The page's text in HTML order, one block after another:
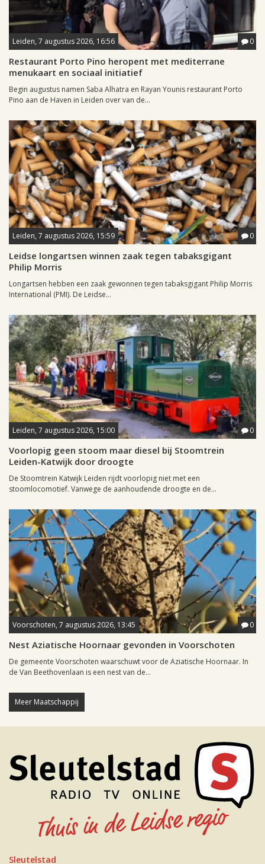
Leiden, 7 augustus 2026, 16:56 0
Restaurant Porto Pino heropent met mediterrane
menukaart en sociaal initiatief
Begin augustus namen Saba Alhatra en Rayan Younis restaurant Porto
Pino aan de Haven in Leiden over van de...
Leiden, 7 augustus 2026, 15:59 0
Leidse longartsen winnen zaak tegen tabaksgigant
Philip Morris
Longartsen hebben een zaak gewonnen tegen tabaksgigant Philip Morris
International (PMI). De Leidse...
Leiden, 7 augustus 2026, 15:00 0
Voorlopig geen stoom maar diesel bij Stoomtrein
Leiden-Katwijk door droogte
De Stoomtrein Katwijk Leiden rijdt voorlopig niet met een
stoomlocomotief. Vanwege de aanhoudende droogte en de...
Voorschoten, 7 augustus 2026, 13:45 0
Nest Aziatische Hoornaar gevonden in Voorschoten
De gemeente Voorschoten waarschuwt voor de Aziatische Hoornaar. In
de Van Beethovenlaan is een nest van de...
Meer Maatschappij
Sleutelstad